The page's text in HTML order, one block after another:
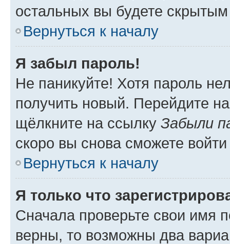
остальных вы будете
Вернуться к началу
Я забыл пароль!
Не паникуйте! Хотя пароль
получить новый. Перейдите
щёлкните на ссылку Забыли
скоро вы снова сможете
Вернуться к началу
Я только что
Сначала проверьте свои имя
верны, то возможны два